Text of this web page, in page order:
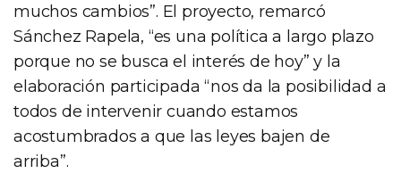
muchos cambios”. El proyecto, remarcó
Sánchez Rapela, “es una política a largo plazo
porque no se busca el interés de hoy” y la
elaboración participada “nos da la posibilidad a
todos de intervenir cuando estamos
acostumbrados a que las leyes bajen de
arriba”.